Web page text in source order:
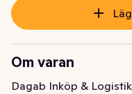
Om varan
Dagab Inköp &